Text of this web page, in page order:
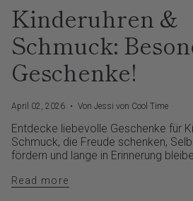
Kinderuhren &
Schmuck:
Geschenke!
April 02, 2026 Von Jessi von Cool Time
Entdecke liebevolle Geschenke für
Schmuck, die Freude schenken,
fördern und lange in Erinnerung
Read more